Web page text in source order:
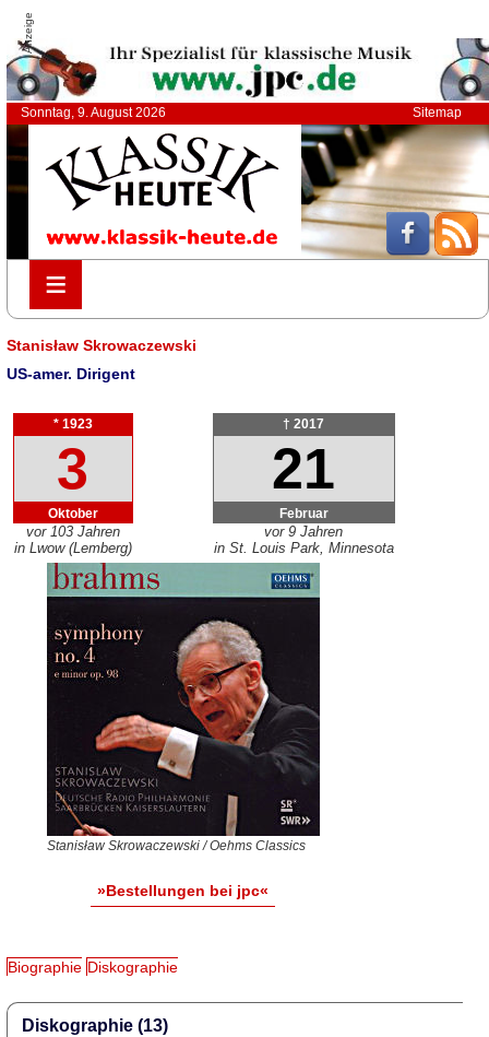
Anzeige
Sonntag, 9. August 2026 Sitemap
≡
≡
Stanisław Skrowaczewski
US-amer. Dirigent
* 1923
3
Oktober
vor 103 Jahren
in Lwow (Lemberg)
† 2017
21
Februar
vor 9 Jahren
in St. Louis Park, Minnesota
Stanisław Skrowaczewski / Oehms Classics
»Bestellungen bei jpc«
Biographie Diskographie
Diskographie (13)